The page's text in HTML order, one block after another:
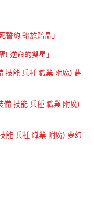
誓約 銘於黯晶」
! 逆命的雙星」
技能 兵種 職業 附魔) 夢
備 技能 兵種 職業 附魔)
能 兵種 職業 附魔) 夢幻